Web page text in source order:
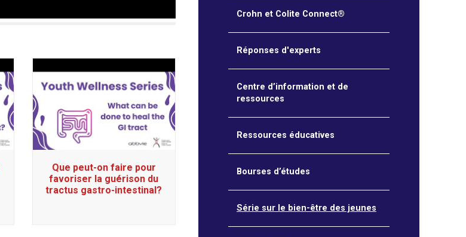
Que peut-on faire pour
favoriser la guérison du
tractus gastro-intestinal?
Crohn et Colite Connect®
Réponses d'experts
Centre d’information et de
ressources
Ressources éducatives
Bourses d’études
Série sur le bien-être des jeunes